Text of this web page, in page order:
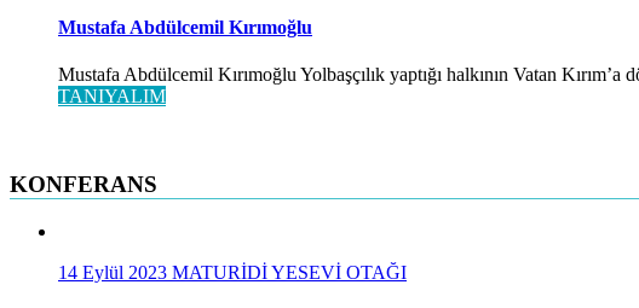
Mustafa Abdülcemil Kırımoğlu
Mustafa Abdülcemil Kırımoğlu Yolbaşçılık yaptığı halkının Vatan
TANIYALIM
KONFERANS
14 Eylül 2023 MATURİDİ YESEVİ OTAĞI